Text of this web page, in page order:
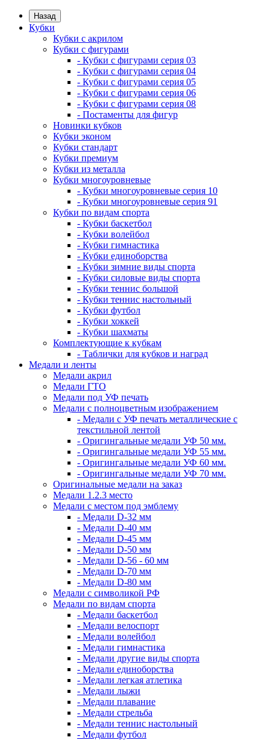
Назад
Кубки
Кубки с акрилом
Кубки с фигурами
- Кубки с фигурами серия 03
- Кубки с фигурами серия 04
- Кубки с фигурами серия 05
- Кубки с фигурами серия 06
- Кубки с фигурами серия 08
- Постаменты для фигур
Новинки кубков
Кубки эконом
Кубки стандарт
Кубки премиум
Кубки из металла
Кубки многоуровневые
- Кубки многоуровневые серия 10
- Кубки многоуровневые серия 91
Кубки по видам спорта
- Кубки баскетбол
- Кубки волейбол
- Кубки гимнастика
- Кубки единоборства
- Кубки зимние виды спорта
- Кубки силовые виды спорта
- Кубки теннис большой
- Кубки теннис настольный
- Кубки футбол
- Кубки хоккей
- Кубки шахматы
Комплектующие к кубкам
- Таблички для кубков и наград
Медали и ленты
Медали акрил
Медали ГТО
Медали под УФ печать
Медали с полноцветным изображением
- Медали с УФ печать металлические с
текстильной лентой
- Оригингальные медали УФ 50 мм.
- Оригингальные медали УФ 55 мм.
- Оригингальные медали УФ 60 мм.
- Оригингальные медали УФ 70 мм.
Оригинальные медали на заказ
Медали 1.2.3 место
Медали с местом под эмблему
- Медали D-32 мм
- Медали D-40 мм
- Медали D-45 мм
- Медали D-50 мм
- Медали D-56 - 60 мм
- Медали D-70 мм
- Медали D-80 мм
Медали с символикой РФ
Медали по видам спорта
- Медали баскетбол
- Медали велоспорт
- Медали волейбол
- Медали гимнастика
- Медали другие виды спорта
- Медали единоборства
- Медали легкая атлетика
- Медали лыжи
- Медали плавание
- Медали стрельба
- Медали теннис настольный
- Медали футбол